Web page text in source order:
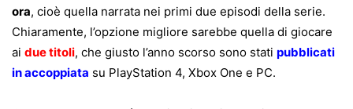
ora, cioè quella narrata nei primi due episodi della serie.
Chiaramente, l’opzione migliore sarebbe quella di giocare
ai due titoli, che giusto l’anno scorso sono stati pubblicati
in accoppiata su PlayStation 4, Xbox One e PC.